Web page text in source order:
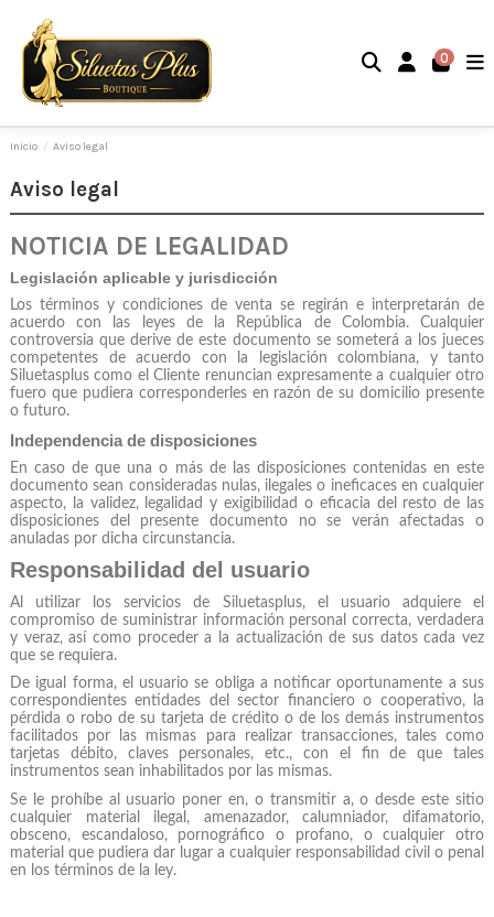
0
Inicio Aviso legal
Aviso legal
NOTICIA DE LEGALIDAD
Legislación aplicable y jurisdicción
Los términos y condiciones de venta se regirán e interpretarán de
acuerdo con las leyes de la República de Colombia. Cualquier
controversia que derive de este documento se someterá a los jueces
competentes de acuerdo con la legislación colombiana, y tanto
Siluetasplus como el Cliente renuncian expresamente a cualquier otro
fuero que pudiera corresponderles en razón de su domicilio presente
o futuro.
Independencia de disposiciones
En caso de que una o más de las disposiciones contenidas en este
documento sean consideradas nulas, ilegales o ineficaces en cualquier
aspecto, la validez, legalidad y exigibilidad o eficacia del resto de las
disposiciones del presente documento no se verán afectadas o
anuladas por dicha circunstancia.
Responsabilidad del usuario
Al utilizar los servicios de Siluetasplus, el usuario adquiere el
compromiso de suministrar información personal correcta, verdadera
y veraz, así como proceder a la actualización de sus datos cada vez
que se requiera.
De igual forma, el usuario se obliga a notificar oportunamente a sus
correspondientes entidades del sector financiero o cooperativo, la
pérdida o robo de su tarjeta de crédito o de los demás instrumentos
facilitados por las mismas para realizar transacciones, tales como
tarjetas débito, claves personales, etc., con el fin de que tales
instrumentos sean inhabilitados por las mismas.
Se le prohíbe al usuario poner en, o transmitir a, o desde este sitio
cualquier material ilegal, amenazador, calumniador, difamatorio,
obsceno, escandaloso, pornográfico o profano, o cualquier otro
material que pudiera dar lugar a cualquier responsabilidad civil o penal
en los términos de la ley.